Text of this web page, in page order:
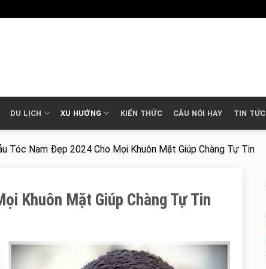
DU LỊCH XU HƯỚNG KIẾN THỨC CÂU NÓI HAY TIN TỨC
Tóc Nam Đẹp 2024 Cho Mọi Khuôn Mặt Giúp Chàng Tự Tin
Khuôn Mặt Giúp Chàng Tự Tin